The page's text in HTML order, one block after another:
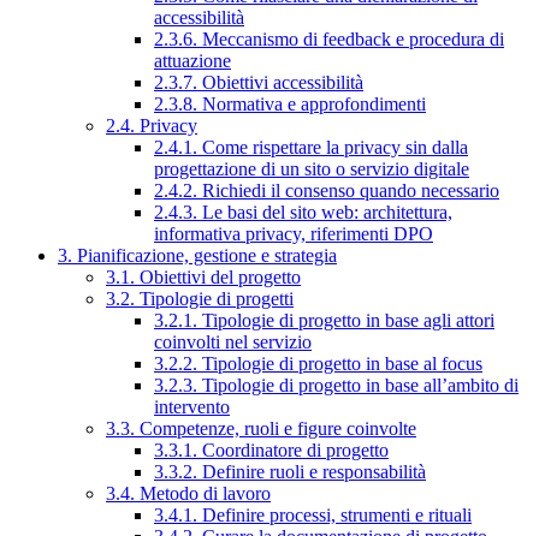
accessibilità
2.3.6. Meccanismo di feedback e procedura di
attuazione
2.3.7. Obiettivi accessibilità
2.3.8. Normativa e approfondimenti
2.4. Privacy
2.4.1. Come rispettare la privacy sin dalla
progettazione di un sito o servizio digitale
2.4.2. Richiedi il consenso quando necessario
2.4.3. Le basi del sito web: architettura,
informativa privacy, riferimenti DPO
3. Pianificazione, gestione e strategia
3.1. Obiettivi del progetto
3.2. Tipologie di progetti
3.2.1. Tipologie di progetto in base agli attori
coinvolti nel servizio
3.2.2. Tipologie di progetto in base al focus
3.2.3. Tipologie di progetto in base all’ambito di
intervento
3.3. Competenze, ruoli e figure coinvolte
3.3.1. Coordinatore di progetto
3.3.2. Definire ruoli e responsabilità
3.4. Metodo di lavoro
3.4.1. Definire processi, strumenti e rituali